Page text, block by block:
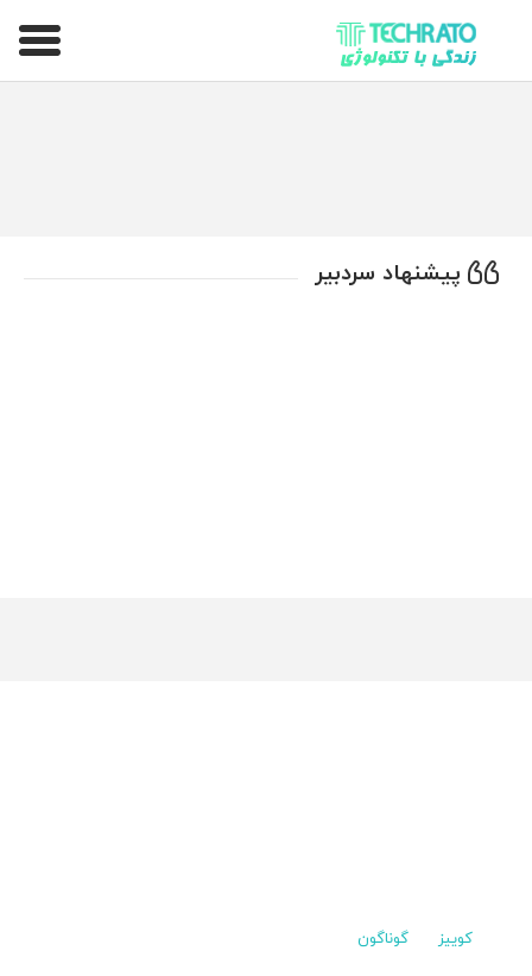
تکراتو – زندگی با تکنولوژی
پیشنهاد سردبیر
کوییز گوناگون